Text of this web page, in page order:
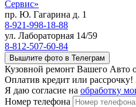
пр. Ю. Гагарина д. 1
8-921-998-18-88
ул. Лабораторная 14/59
8-812-507-60-84
Вышлите фото в Телеграм
Кузовной ремонт Вашего Авто
Оплатив кредит или рассрочку!
Я даю согласие на обработку
Номер телефона